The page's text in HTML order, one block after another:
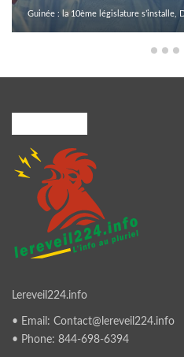
Guinée : la 10ème législature s’installe,
Lereveil224.info
• Email: Contact@lereveil224.info
• Phone: 844-698-6394